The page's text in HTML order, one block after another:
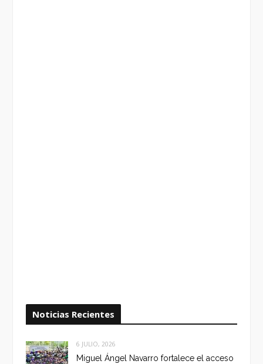
Noticias Recientes
6 JULIO, 2026
Miguel Ángel Navarro fortalece el acceso